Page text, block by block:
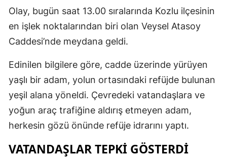
Olay, bugün saat 13.00 sıralarında Kozlu ilçesinin
en işlek noktalarından biri olan Veysel Atasoy
Caddesi’nde meydana geldi.
Edinilen bilgilere göre, cadde üzerinde yürüyen
yaşlı bir adam, yolun ortasındaki refüjde bulunan
yeşil alana yöneldi. Çevredeki vatandaşlara ve
yoğun araç trafiğine aldırış etmeyen adam,
herkesin gözü önünde refüje idrarını yaptı.
VATANDAŞLAR TEPKİ GÖSTERDİ